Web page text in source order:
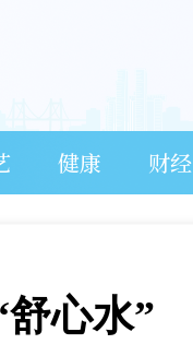
健康 财经
心水”